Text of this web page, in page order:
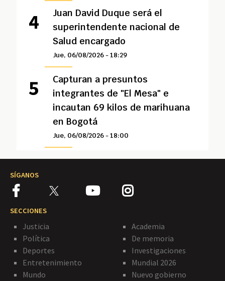
Juan David Duque será el
superintendente nacional de
Salud encargado
Jue, 06/08/2026 - 18:29
Capturan a presuntos
integrantes de "El Mesa" e
incautan 69 kilos de marihuana
en Bogotá
Jue, 06/08/2026 - 18:00
SÍGANOS
SECCIONES
Justicia
Política
Deportes
Entretenimiento
Mundo
Academia
De memoria
Investigaciones
Mundial 2026
Nuevo gobierno